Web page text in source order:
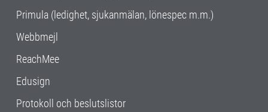
Primula (ledighet, sjukanmälan, lönespec m.m.)
Webbmejl
ReachMee
Edusign
Protokoll och beslutslistor